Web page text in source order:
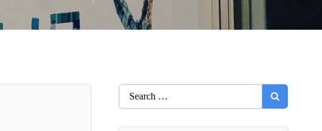
Search
for: